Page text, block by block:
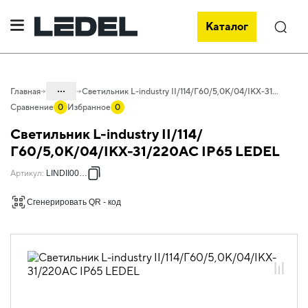
Каталог Поиск
Главная ...
Проектное освещение LEDEL
Светильники для промышленного
освещения
Общепромышленное освещение
Светильник L-industry II/114/Г60/5,0К/04/IKX-31/220AC IP65 LEDEL
Сравнение 0 Избранное 0
Светильник L-industry II/114/
Г60/5,0К/04/IKX-31/220AC IP65 LEDEL
Артикул: LINDII00030
Сгенерировать QR - код